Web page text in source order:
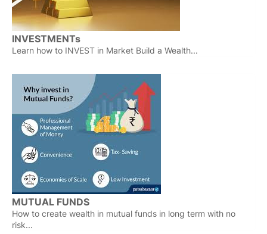
INVESTMENTs
Learn how to INVEST in Market Build a Wealth...
MUTUAL FUNDS
How to create wealth in mutual funds in long term with no
risk...